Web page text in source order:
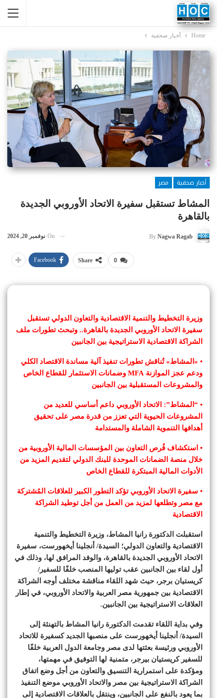
Home أخبار صحفية
أخبار صحفية
مصر
المشاط تستقبل سفيرة الاتحاد الأوروبي الجديدة
بالقاهرة
By Nagwa Ragab
On نوفمبر 20, 2024
0
Share
Facebook
وزيرة التخطيط والتنمية الاقتصادية والتعاون الدولي تستقبل
سفيرة الاتحاد الأوروبي الجديدة بالقاهرة.. وتبحث تطورات ملف
الشراكة الاقتصادية الاستراتيجية بين الجانبين
• «المشاط» تُناقش تطورات تنفيذ آلية مساندة الاقتصاد الكلي
ودعم عجز الموازنة MFA وضمانات الاستثمار للقطاع الخاص
والمشروعات المستقبلية بين الجانبين
• “المشاط”: الاتحاد الأوروبي داعم أساسي للعديد من
المشروعات الحيوية التي تعزز من قدرة مصر على تحقيق
أهدافها التنموية الشاملة والمستدامة
• استكشاف فُرص التعاون بين المؤسسات المالية الأوروبية من
خلال منصة الضمانات الموحدة للبنك الدولي لتقديم المزيد من
الأدوات المالية المبتكرة للقطاع الخاص
• سفيرة الاتحاد الأوروبي تؤكد التطور الكبير للعلاقات المُشتركة
مع مصر وتطلعها لمزيد من العمل من أجل توطيد الشراكة
الاقتصادية
استقبلت الدكتورة رانيا المشاط، وزيرة التخطيط والتنمية
الاقتصادية والتعاون الدولي؛ السيدة/ أنجلينا أيخهورست، سفيرة
الاتحاد الأوروبي الجديدة بالقاهرة، والوفد المرافق لها، وذلك في
أول لقاء بين الجانبين عقب توليها المنصب خلفًا للسفير/
كريستيان برجر، حيث شهد اللقاء مناقشة مختلف أوجه الشراكة
الاقتصادية بين جمهورية مصر العربية والاتحاد الأوروبي، في إطار
العلاقات الاستراتيجية بين الجانبين.
وفي بداية اللقاء تقدمت الدكتورة رانيا المشاط بالتهنئة إلى
السيدة/ أنجلينا أيخهورست على منصبها الجديد كسفيرة للاتحاد
الأوروبي ورئيسة بعثتها لدى مصر وجامعة الدول العربية خلفًا
للسفير كريستيان بيرجر، متمنية لها التوفيق في مهمتها،
ومؤكدة على استمرارية التنسيق والتعاون من أجل وضع اتفاق
الشراكة الاستراتيجية بين مصر والاتحاد الأوروبي موضع التنفيذ
بما يعود بالنفع على الجانبين، وينتقل بالعلاقات الاقتصادية إلى